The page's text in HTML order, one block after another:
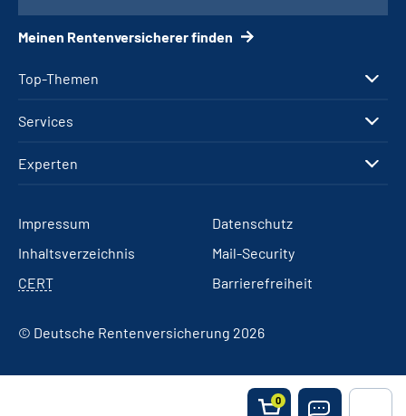
0
Top-Themen
Services
Experten
Meinen Rentenversicherer finden
Impressum
Datenschutz
Inhaltsverzeichnis
Mail-Security
CERT
Barrierefreiheit
© Deutsche Rentenversicherung 2026